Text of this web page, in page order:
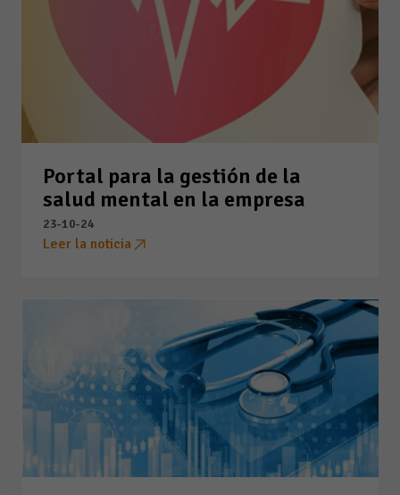
Portal para la gestión de la
salud mental en la empresa
23-10-24
Leer la noticia